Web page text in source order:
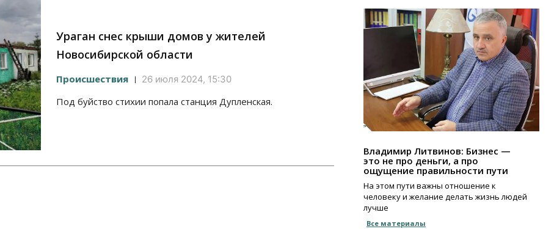
Ураган снес крыши домов у жителей
Новосибирской области
Происшествия 26 июля 2024, 15:30
Под буйство стихии попала станция Дупленская.
Владимир Литвинов: Бизнес —
это не про деньги, а про
ощущение правильности пути
На этом пути важны отношение к
человеку и желание делать жизнь людей
лучше
Все материалы